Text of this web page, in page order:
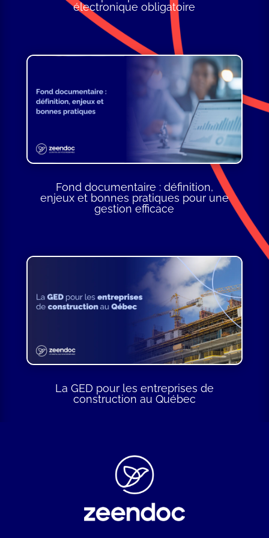
électronique obligatoire
Fond documentaire : définition,
enjeux et bonnes pratiques pour une
gestion efficace
La GED pour les entreprises de
construction au Québec